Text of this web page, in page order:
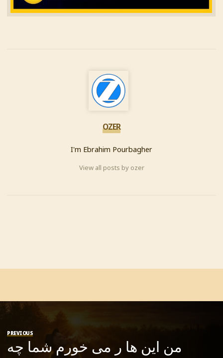
OZER
I'm Ebrahim Pourbagher
View all posts by ozer
PREVIOUS
من این ها ر می خورم شما چه